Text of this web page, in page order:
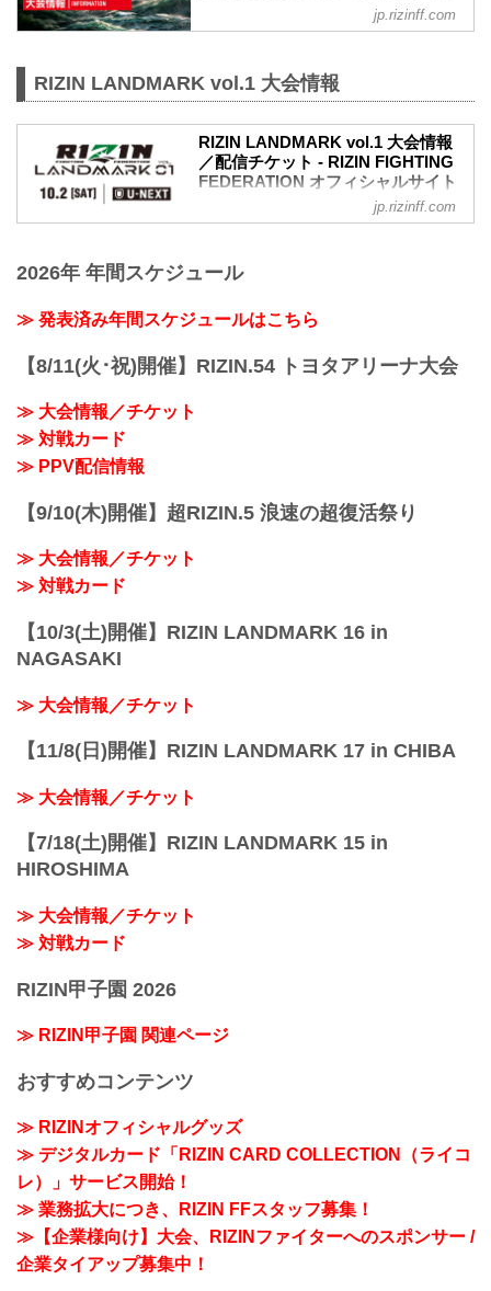
youtu.be
大会概要
名称
Yogibo presents RIZIN.30
日時
2021年9月19日（日）12:30開場 / 14:00開
終了予定時間
※試合内容、イベント進行によって終了
ご了承ください。
会場
JR京浜東北線・JR上野東京ライン（宇都
jp.rizinff.com
RIZIN LANDMARK vol.1 大会情報
RIZIN LANDMARK vol.1 大会情報
／配信チケット - RIZIN FIGHTING
FEDERATION オフィシャルサイト
日時
※開始時間は予定です。決定次第RIZIN
す。
主催
スペシャルワンマッチ／朝倉未来 vs. 萩
原京平
jp.rizinff.com
2026年 年間スケジュール
≫ 発表済み年間スケジュールはこちら
【8/11(火･祝)開催】RIZIN.54 トヨタアリーナ大会
≫ 大会情報／チケット
≫ 対戦カード
≫ PPV配信情報
【9/10(木)開催】超RIZIN.5 浪速の超復活祭り
≫ 大会情報／チケット
≫ 対戦カード
【10/3(土)開催】RIZIN LANDMARK 16 in
NAGASAKI
≫ 大会情報／チケット
【11/8(日)開催】RIZIN LANDMARK 17 in CHIBA
≫ 大会情報／チケット
【7/18(土)開催】RIZIN LANDMARK 15 in
HIROSHIMA
≫ 大会情報／チケット
≫ 対戦カード
RIZIN甲子園 2026
≫ RIZIN甲子園 関連ページ
おすすめコンテンツ
≫ RIZINオフィシャルグッズ
≫ デジタルカード「RIZIN CARD COLLECTION（ライコ
レ）」サービス開始！
≫ 業務拡大につき、RIZIN FFスタッフ募集！
≫【企業様向け】大会、RIZINファイターへのスポンサー /
企業タイアップ募集中！